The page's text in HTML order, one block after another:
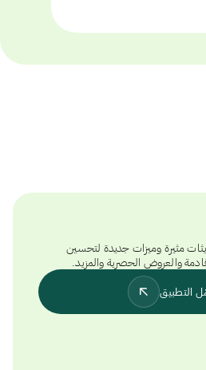
مثيرة وميزات جديدة لتحسين
والعروض الحصرية والمزيد.
التطبيق